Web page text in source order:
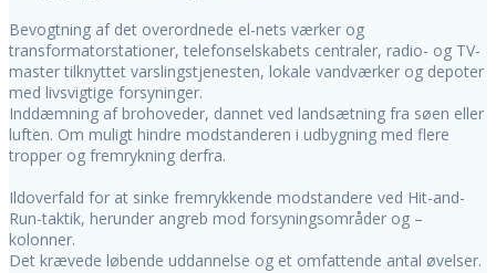
Bevogtning af det overordnede el-nets værker og
transformatorstationer, telefonselskabets centraler, radio- og TV-
master tilknyttet varslingstjenesten, lokale vandværker og depoter
med livsvigtige forsyninger.
Inddæmning af brohoveder, dannet ved landsætning fra søen eller
luften. Om muligt hindre modstanderen i udbygning med flere
tropper og fremrykning derfra.
Ildoverfald for at sinke fremrykkende modstandere ved Hit-and-
Run-taktik, herunder angreb mod forsyningsområder og –
kolonner.
Det krævede løbende uddannelse og et omfattende antal øvelser.